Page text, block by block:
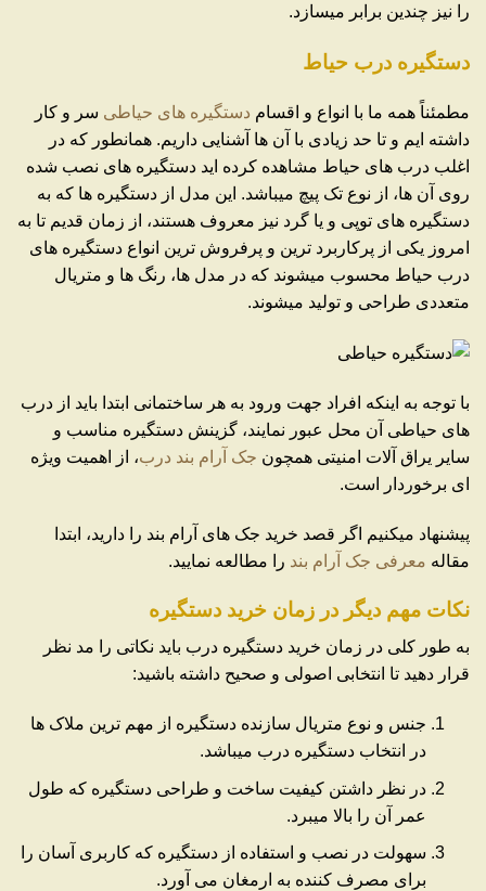
را نیز چندین برابر میسازد.
دستگیره درب حیاط
مطمئناً همه ما با انواع و اقسام دستگیره های حیاطی سر و کار
داشته ایم و تا حد زیادی با آن ها آشنایی داریم. همانطور که در
اغلب درب های حیاط مشاهده کرده اید دستگیره های نصب شده
روی آن ها، از نوع تک پیچ میباشد. این مدل از دستگیره ها که به
دستگیره های توپی و یا گرد نیز معروف هستند، از زمان قدیم تا به
امروز یکی از پرکاربرد ترین و پرفروش ترین انواع دستگیره های
درب حیاط محسوب میشوند که در مدل ها، رنگ ها و متریال
متعددی طراحی و تولید میشوند.
با توجه به اینکه افراد جهت ورود به هر ساختمانی ابتدا باید از درب
های حیاطی آن محل عبور نمایند، گزینش دستگیره مناسب و
سایر یراق آلات امنیتی همچون جک آرام بند درب، از اهمیت ویژه
ای برخوردار است.
پیشنهاد میکنیم اگر قصد خرید جک های آرام بند را دارید، ابتدا
مقاله معرفی جک آرام بند را مطالعه نمایید.
نکات مهم دیگر در زمان خرید دستگیره
به طور کلی در زمان خرید دستگیره درب باید نکاتی را مد نظر
قرار دهید تا انتخابی اصولی و صحیح داشته باشید:
جنس و نوع متریال سازنده دستگیره از مهم ترین ملاک ها
در انتخاب دستگیره درب میباشد.
در نظر داشتن کیفیت ساخت و طراحی دستگیره که طول
عمر آن را بالا میبرد.
سهولت در نصب و استفاده از دستگیره که کاربری آسان را
برای مصرف کننده به ارمغان می آورد.